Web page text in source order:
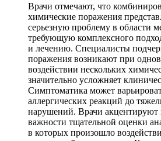
Врачи отмечают, что
химические поражения
серьезную проблему в области
требующую комплексного
и лечению. Специалисты
поражения возникают при
воздействии нескольких
значительно усложняет
Симптоматика может
аллергических реакций до
нарушений. Врачи акцентируют
важности тщательной оценки
в которых произошло